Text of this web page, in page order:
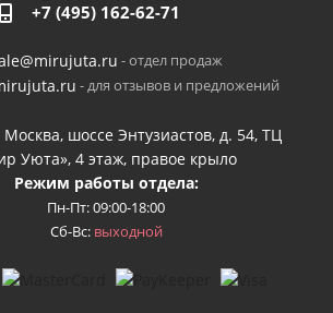
+7 (495) 162-62-71
- отдел продаж
- для отзывов и предложений
Москва, шоссе Энтузиастов, д. 54, ТЦ
Уюта», 4 этаж, правое крыло
Режим работы отдела:
Пн-Пт: 09:00-18:00
Сб-Вс: выходной